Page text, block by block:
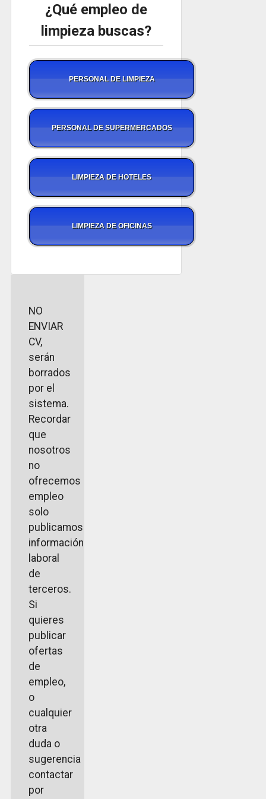
¿Qué empleo de
limpieza buscas?
PERSONAL DE LIMPIEZA
PERSONAL DE SUPERMERCADOS
LIMPIEZA DE HOTELES
LIMPIEZA DE OFICINAS
NO
ENVIAR
CV,
serán
borrados
por el
sistema.
Recordar
que
nosotros
no
ofrecemos
empleo
solo
publicamos
información
laboral
de
terceros.
Si
quieres
publicar
ofertas
de
empleo,
o
cualquier
otra
duda o
sugerencia
contactar
por